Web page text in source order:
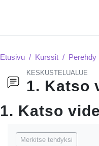
Etusivu Kurssit Perehdy
KESKUSTELUALUE
1. Katso
1. Katso
Merkitse tehdyksi